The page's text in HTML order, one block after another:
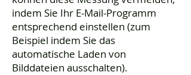
indem Sie Ihr E-Mail-Programm
entsprechend einstellen (zum
Beispiel indem Sie das
automatische Laden von
Bilddateien ausschalten).